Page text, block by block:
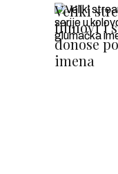
Veliki
filmovi i
donose
imena